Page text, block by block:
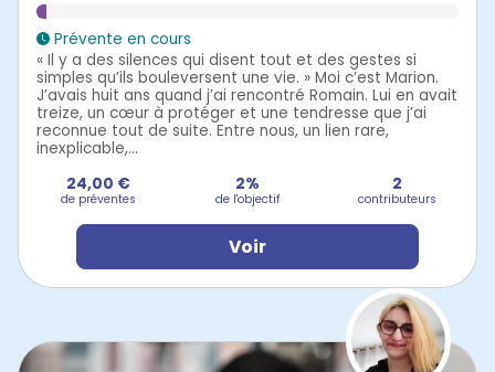
Prévente en cours
« Il y a des silences qui disent tout et des gestes si
simples qu’ils bouleversent une vie. » Moi c’est Marion.
J’avais huit ans quand j’ai rencontré Romain. Lui en avait
treize, un cœur à protéger et une tendresse que j’ai
reconnue tout de suite. Entre nous, un lien rare,
inexplicable,...
24,00 €
de préventes
2%
de l'objectif
2
contributeurs
Voir